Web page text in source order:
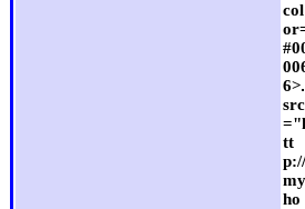
col
6>
src
tt
p://
my
ho